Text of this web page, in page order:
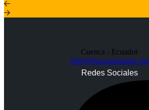
Cuenca - Ecuador
info@buscandoando.vip
Redes Sociales